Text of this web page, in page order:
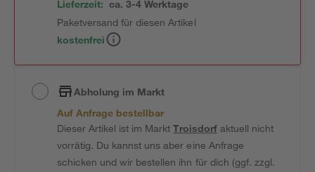
Lieferzeit: ca. 3-4 Werktage
Paketversand für diesen Artikel
kostenfrei
Abholung im Markt
Auf Anfrage bestellbar
Dieser Artikel ist im MarktTroisdorfaktuell nicht
vorrätig. Du kannst uns aber eine Anfrage
schicken und wir bestellen ihn für dich (ggf. zzgl.